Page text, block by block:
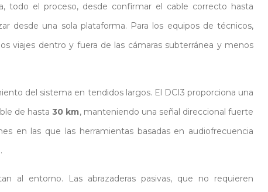
todo el proceso, desde confirmar el cable correcto hasta
desde una sola plataforma. Para los equipos de técnicos,
viajes dentro y fuera de las cámaras subterránea y menos
del sistema en tendidos largos. El DCI3 proporciona una
de hasta 30 km, manteniendo una señal direccional fuerte
en las que las herramientas basadas en audiofrecuencia
al entorno. Las abrazaderas pasivas, que no requieren